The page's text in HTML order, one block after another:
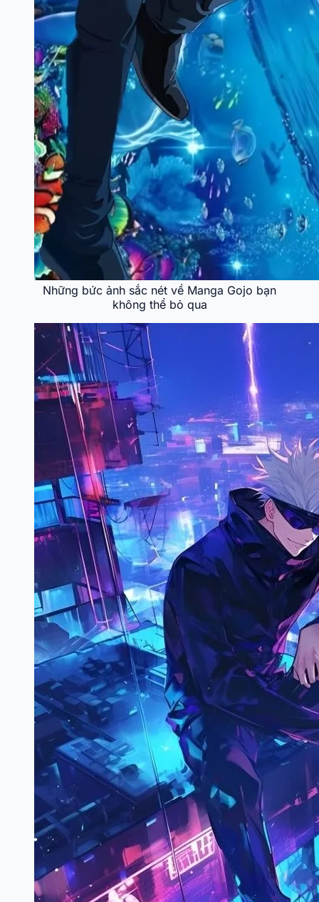
Những bức ảnh sắc nét về Manga Gojo bạn
không thể bỏ qua